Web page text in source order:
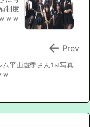
制度
ｗｗ
ム平山遊季さん1st写真
ｗ
 Prev